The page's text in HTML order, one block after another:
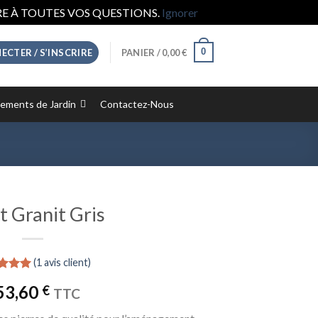
À TOUTES VOS QUESTIONS. Ignorer
/ S’INSCRIRE PANIER /0,00€ 0
de Jardin Contactez-Nous
Granit Gris
basé
(1 avis client)
€ TTC